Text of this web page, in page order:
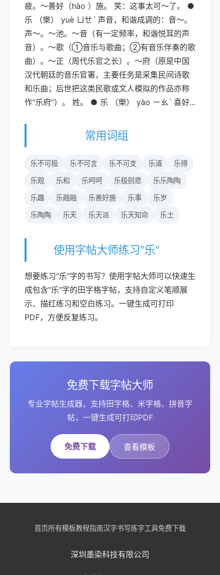
疲。～善好（hào ）施。 笑：这事太可～了。 ●
乐 （樂） yuè ㄩㄝˋ 声音，和谐成调的：音～。
声～。～池。～音（有一定频率，和谐悦耳的声
音）。～歌（①音乐与歌曲；②有音乐伴奏的歌
曲）。～正（周代乐官之长）。～府（原是中国
汉代朝廷的音乐官署，主要任务是采集民间诗歌
和乐曲；后世把这类民歌或文人模拟的作品亦称
作“乐府”）。 姓。 ● 乐 （樂） yào ㄧㄠˋ 喜好...
常用词组
乐不可极 乐不可言 乐不可支 乐道 乐得
乐观 乐和 乐呵呵 乐极则悲 乐乐陶陶
乐趣 乐融融 乐善好施 乐事 乐岁
乐陶陶 乐天 乐天派 乐天知命 乐土
使用字帖大师练习"乐"
想要练习"乐"字的书写？使用字帖大师可以快速生
成包含"乐"字的田字格字帖，支持自定义笔顺展
示、描红练习和空白练习。一键生成可打印
PDF，方便反复练习。
免费下载字帖大师
专业字帖生成器，支持田字格、米字格、拼音字
帖，一键生成可打印PDF
免费下载 查看模板
首页所有模板教程指南汉字书写练字工具免费下载
深圳墨染科技有限公司